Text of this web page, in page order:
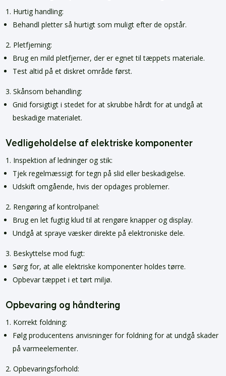
Hurtig handling:
Behandl pletter så hurtigt som muligt efter de opstår.
Pletfjerning:
Brug en mild pletfjerner, der er egnet til tæppets materiale.
Test altid på et diskret område først.
Skånsom behandling:
Gnid forsigtigt i stedet for at skrubbe hårdt for at undgå at
beskadige materialet.
Vedligeholdelse af elektriske komponenter
Inspektion af ledninger og stik:
Tjek regelmæssigt for tegn på slid eller beskadigelse.
Udskift omgående, hvis der opdages problemer.
Rengøring af kontrolpanel:
Brug en let fugtig klud til at rengøre knapper og display.
Undgå at spraye væsker direkte på elektroniske dele.
Beskyttelse mod fugt:
Sørg for, at alle elektriske komponenter holdes tørre.
Opbevar tæppet i et tørt miljø.
Opbevaring og håndtering
Korrekt foldning:
Følg producentens anvisninger for foldning for at undgå skader
på varmeelementer.
Opbevaringsforhold: